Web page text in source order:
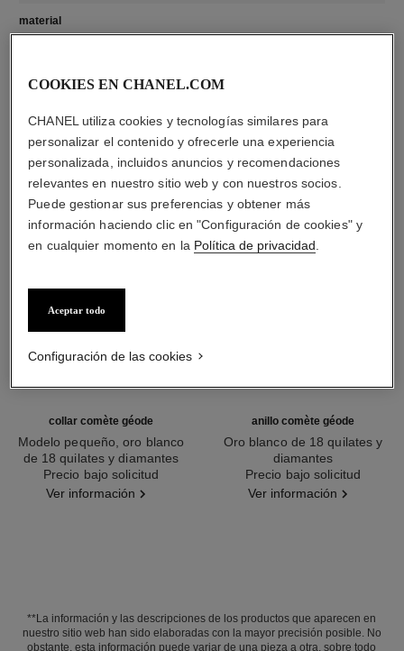
material
DESCUBRA TAMBIÉN
collar comète géode
Modelo pequeño, oro blanco
de 18 quilates y diamantes
Ref. J2709Precio bajo solicitud
Ver información
anillo comète géode
Oro blanco de 18 quilates y
diamantes
Ref. J0387Precio bajo solicitud
Ver información
**La información y las descripciones de los productos que aparecen en
nuestro sitio web han sido elaboradas con la mayor precisión posible. No
obstante, esta información puede variar de una pieza a otra, sobre todo
COOKIES EN CHANEL.COM
CHANEL utiliza cookies y tecnologías similares para
personalizar el contenido y ofrecerle una experiencia
personalizada, incluidos anuncios y recomendaciones
relevantes en nuestro sitio web y con nuestros socios.
Puede gestionar sus preferencias y obtener más
información haciendo clic en "Configuración de cookies" y
en cualquier momento en la Política de privacidad
Aceptar todo
Configuración de las cookies